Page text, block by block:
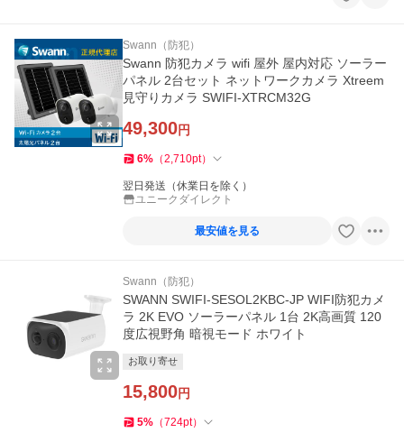
Swann（防犯）
Swann 防犯カメラ wifi 屋外 屋内対応 ソーラー
パネル 2台セット ネットワークカメラ Xtreem
見守りカメラ SWIFI-XTRCM32G
49,300円
6% （2,710pt）
翌日発送（休業日を除く）
ユニークダイレクト
最安値を見る
Swann（防犯）
SWANN SWIFI-SESOL2KBC-JP WIFI防犯カメ
ラ 2K EVO ソーラーパネル 1台 2K高画質 120
度広視野角 暗視モード ホワイト
お取り寄せ
15,800円
5% （724pt）